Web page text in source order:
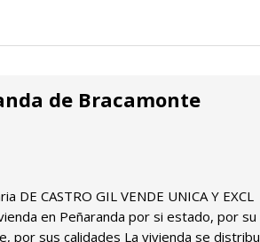
de Bracamonte
DE CASTRO GIL VENDE UNICA Y EXCL
en Peñaranda por si estado, por su
por sus calidades La vivienda se distribu